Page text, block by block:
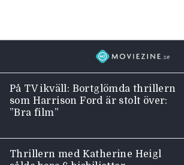
På TV ikväll: Bortglömda thrillern
som Harrison Ford är stolt över:
”Bra film”
Thrillern med Katherine Heigl